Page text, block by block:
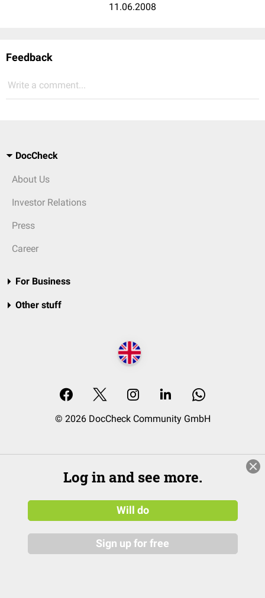
11.06.2008
Feedback
Write a comment...
DocCheck
About Us
Investor Relations
Press
Career
For Business
Other stuff
© 2026 DocCheck Community GmbH
Log in and see more.
Will do
Sign up for free